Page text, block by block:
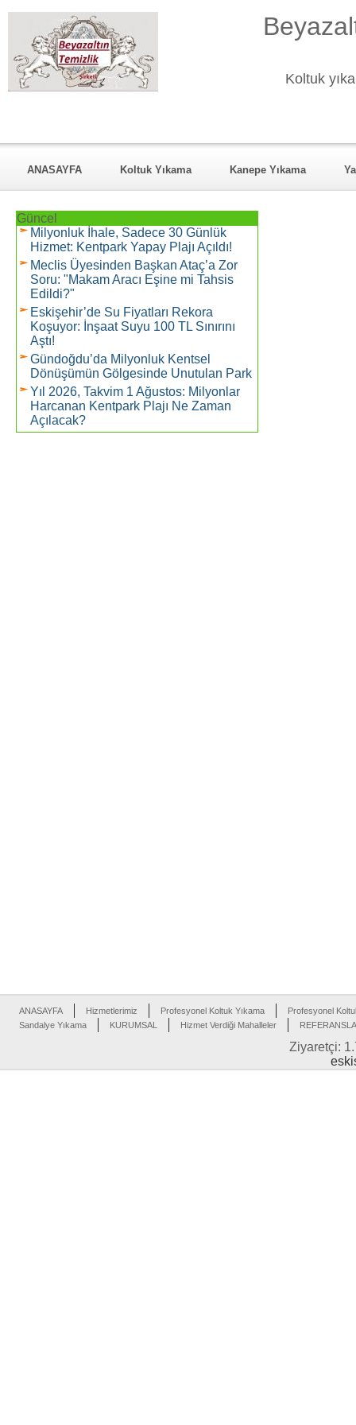
Koltuk
ANASAYFA Koltuk Yıkama Kanepe Yıkama
Güncel
Milyonluk İhale, Sadece 30 Günlük
Hizmet: Kentpark Yapay Plajı Açıldı!
Meclis Üyesinden Başkan Ataç’a Zor
Soru: "Makam Aracı Eşine mi Tahsis
Edildi?"
Eskişehir’de Su Fiyatları Rekora
Koşuyor: İnşaat Suyu 100 TL Sınırını
Aştı!
Gündoğdu’da Milyonluk Kentsel
Dönüşümün Gölgesinde Unutulan Park
Yıl 2026, Takvim 1 Ağustos: Milyonlar
Harcanan Kentpark Plajı Ne Zaman
Açılacak?
ANASAYFA Hizmetlerimiz Profesyonel Koltuk Yıkama
Profesyonel
Sandalye Yıkama
KURUMSAL Hizmet Verdiği Mahalleler
Ziyaretçi: